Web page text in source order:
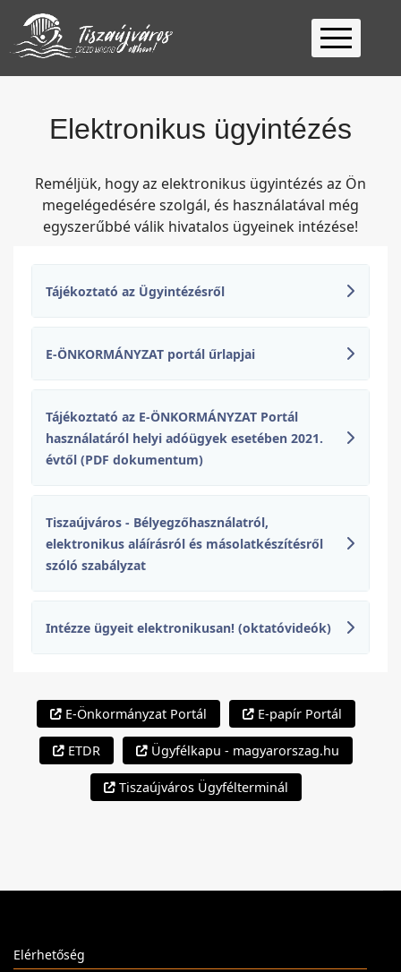
Kezdőlap
Ügyfélfogadás
Választás
2026
Fontos
Elektronikus ügyintézés
Reméljük, hogy az elektronikus ügyintézés az Ön
megelégedésére szolgál, és használatával még
egyszerűbbé válik hivatalos ügyeinek intézése!
Tájékoztató az Ügyintézésről
E-ÖNKORMÁNYZAT portál űrlapjai
Tájékoztató az E-ÖNKORMÁNYZAT Portál
használatáról helyi adóügyek esetében 2021.
évtől (PDF dokumentum)
Tiszaújváros - Bélyegzőhasználatról,
elektronikus aláírásról és másolatkészítésről
szóló szabályzat
Intézze ügyeit elektronikusan! (oktatóvideók)
E-Önkormányzat Portál E-papír Portál
ETDR Ügyfélkapu - magyarorszag.hu
Tiszaújváros Ügyfélterminál
Elérhetőség